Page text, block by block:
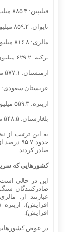
فیلیپین: ۸۸۵.۴ میلیون دلار (۰.۷درصد)
تایوان: ۸۵۹.۲ میلیون دلار (۰.۷درصد)
مالزی: ۸۱۶.۸ میلیون دلار (۰.۷%)
ترکیه: ۶۲۹.۲ میلیون دلار (۰.۵%)
ارمنستان: ۵۷۷.۱ میلیون دلار (۰.۵درصد)
عربستان سعودی: ۵۶۹.۱ میلیون دلار (۰.۵درصد)
اریتره: ۵۵۹.۳ میلیون دلار (۰.۵درصد)
بلغارستان: ۵۴۸.۵ میلیون دلار (۰.۵درصد)
حدود
صادر کردند.
کشورهایی که
این در حالی
افزایش).
در عوض